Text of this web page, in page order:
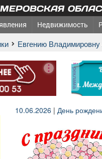
Недвижимость
Евгению
реклама
10.06.2026 | День